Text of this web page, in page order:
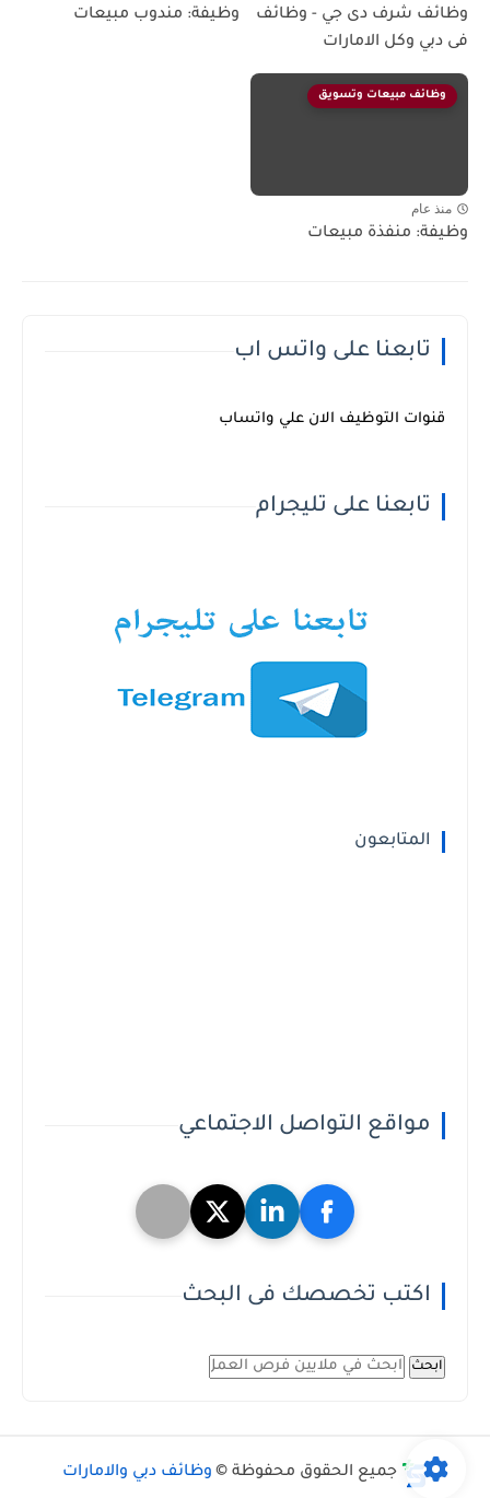
وظائف شرف دى جي - وظائف
فى دبي وكل الامارات
وظيفة: مندوب مبيعات
وظائف مبيعات وتسويق
منذ عام
وظيفة: منفذة مبيعات
تابعنا على واتس اب
قنوات التوظيف الان علي واتساب
تابعنا على تليجرام
المتابعون
مواقع التواصل الاجتماعي
اكتب تخصصك فى البحث
ابحث
جميع الحقوق محفوظة © وظائف دبي والامارات